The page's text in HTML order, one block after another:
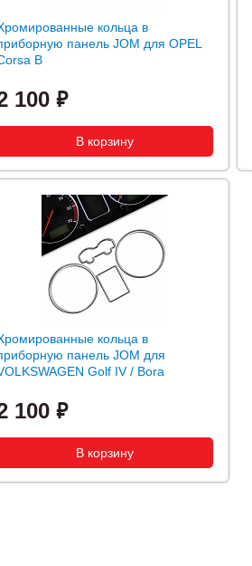
кольца в
панель JOM для OPEL
B
100
кольца в
панель JOM для
Golf IV / Bora
100